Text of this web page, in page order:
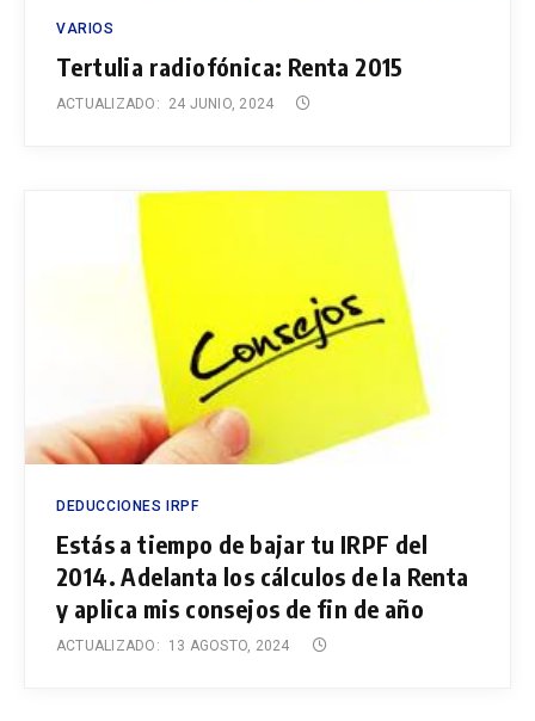
VARIOS
Tertulia radiofónica: Renta 2015
ACTUALIZADO: 24 JUNIO, 2024
DEDUCCIONES IRPF
Estás a tiempo de bajar tu IRPF del
2014. Adelanta los cálculos de la Renta
y aplica mis consejos de fin de año
ACTUALIZADO: 13 AGOSTO, 2024